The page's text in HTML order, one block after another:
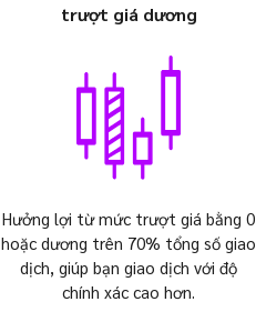
trượt giá dương
Hưởng lợi từ mức trượt giá bằng 0
hoặc dương trên 70% tổng số giao
dịch, giúp bạn giao dịch với độ
chính xác cao hơn.